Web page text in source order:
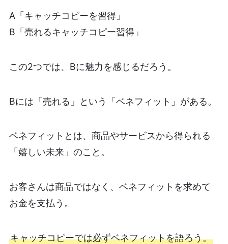
A「キャッチコピーを習得」
B「売れるキャッチコピー習得」
この2つでは、Bに魅力を感じるだろう。
Bには「売れる」という「ベネフィット」がある。
ベネフィットとは、商品やサービスから得られる
「嬉しい未来」のこと。
お客さんは商品ではなく、ベネフィットを求めて
お金を支払う。
キャッチコピーでは必ずベネフィットを語ろう。